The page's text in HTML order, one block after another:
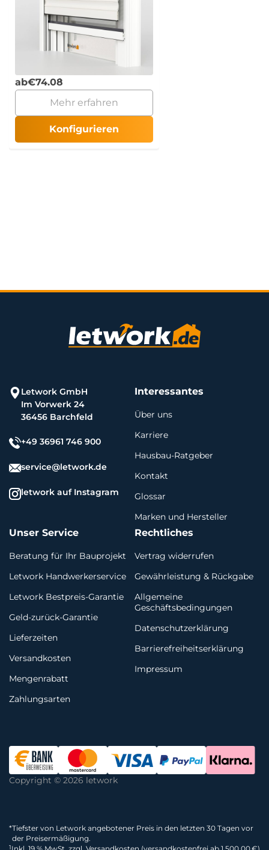
ab€74.08
Mehr erfahren
Konfigurieren
Letwork GmbH
Im Vorwerk 24
36456 Barchfeld
+49 36961 746 900
service@letwork.de
letwork auf Instagram
Interessantes
Über uns
Karriere
Hausbau-Ratgeber
Kontakt
Glossar
Marken und Hersteller
Unser Service
Beratung für Ihr Bauprojekt
Letwork Handwerkerservice
Letwork Bestpreis-Garantie
Geld-zurück-Garantie
Lieferzeiten
Versandkosten
Mengenrabatt
Zahlungsarten
Rechtliches
Vertrag widerrufen
Gewährleistung & Rückgabe
Allgemeine
Geschäftsbedingungen
Datenschutzerklärung
Barrierefreiheitserklärung
Impressum
Copyright © 2026 letwork
*Tiefster von Letwork angebotener Preis in den letzten 30 Tagen vor
der Preisermäßigung.
1